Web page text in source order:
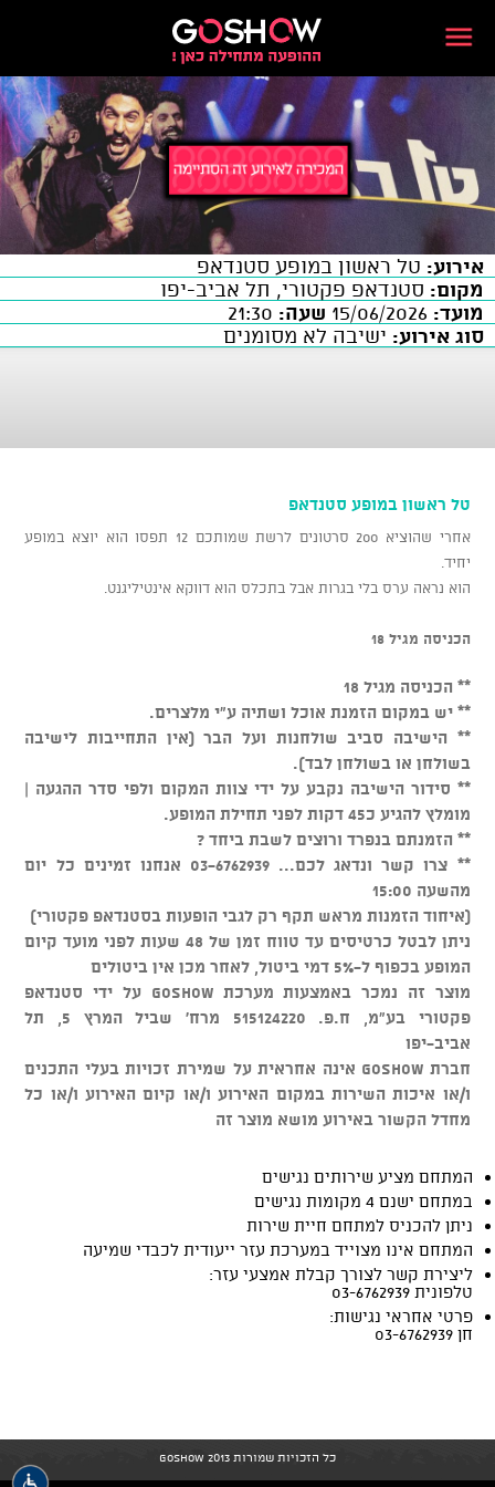
אירוע: טל ראשון במופע סטנדאפ
מקום: סטנדאפ פקטורי, תל אביב-יפו
מועד:
שעה:
סוג אירוע: ישיבה לא מסומנים
טל ראשון במופע סטנדאפ
אחרי שהוציא 200 סרטונים לרשת שמותכם 12 תפסו הוא יוצא במופע
יחיד.
הוא נראה ערס בלי בגרות אבל בתכלס הוא דווקא אינטיליגנט.
הכניסה מגיל 18
** הכניסה מגיל 18
** יש במקום הזמנת אוכל ושתיה ע"י מלצרים.
** הישיבה סביב שולחנות ועל הבר (אין התחייבות לישיבה
בשולחן או בשולחן לבד).
** סידור הישיבה נקבע על ידי צוות המקום ולפי סדר ההגעה |
מומלץ להגיע כ45 דקות לפני תחילת המופע.
** הזמנתם בנפרד ורוצים לשבת ביחד ?
** צרו קשר ונדאג לכם... 03-6762939 אנחנו זמינים כל יום
מהשעה 15:00
(איחוד הזמנות מראש תקף רק לגבי הופעות בסטנדאפ פקטורי)
ניתן לבטל כרטיסים עד טווח זמן של 48 שעות לפני מועד קיום
המופע בכפוף ל-5% דמי ביטול, לאחר מכן אין ביטולים
מוצר זה נמכר באמצעות מערכת GOSHOW על ידי סטנדאפ
פקטורי בע"מ, ח.פ. 515124220 מרח' שביל המרץ 5, תל
אביב-יפו
חברת GOSHOW אינה אחראית על שמירת זכויות בעלי התכנים
ו/או איכות השירות במקום האירוע ו/או קיום האירוע ו/או כל
מחדל הקשור באירוע מושא מוצר זה
המתחם מציע שירותים נגישים
במתחם ישנם 4 מקומות נגישים
ניתן להכניס למתחם חיית שירות
המתחם אינו מצוייד במערכת עזר ייעודית לכבדי שמיעה
ליצירת קשר לצורך קבלת אמצעי עזר:
טלפונית 03-6762939
פרטי אחראי נגישות:
חן 03-6762939
כל הזכויות שמורות GoShow 2013